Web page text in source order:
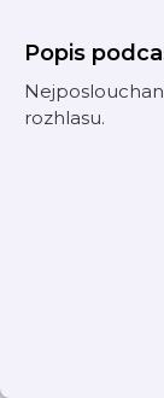
Popis
rozhlasu.